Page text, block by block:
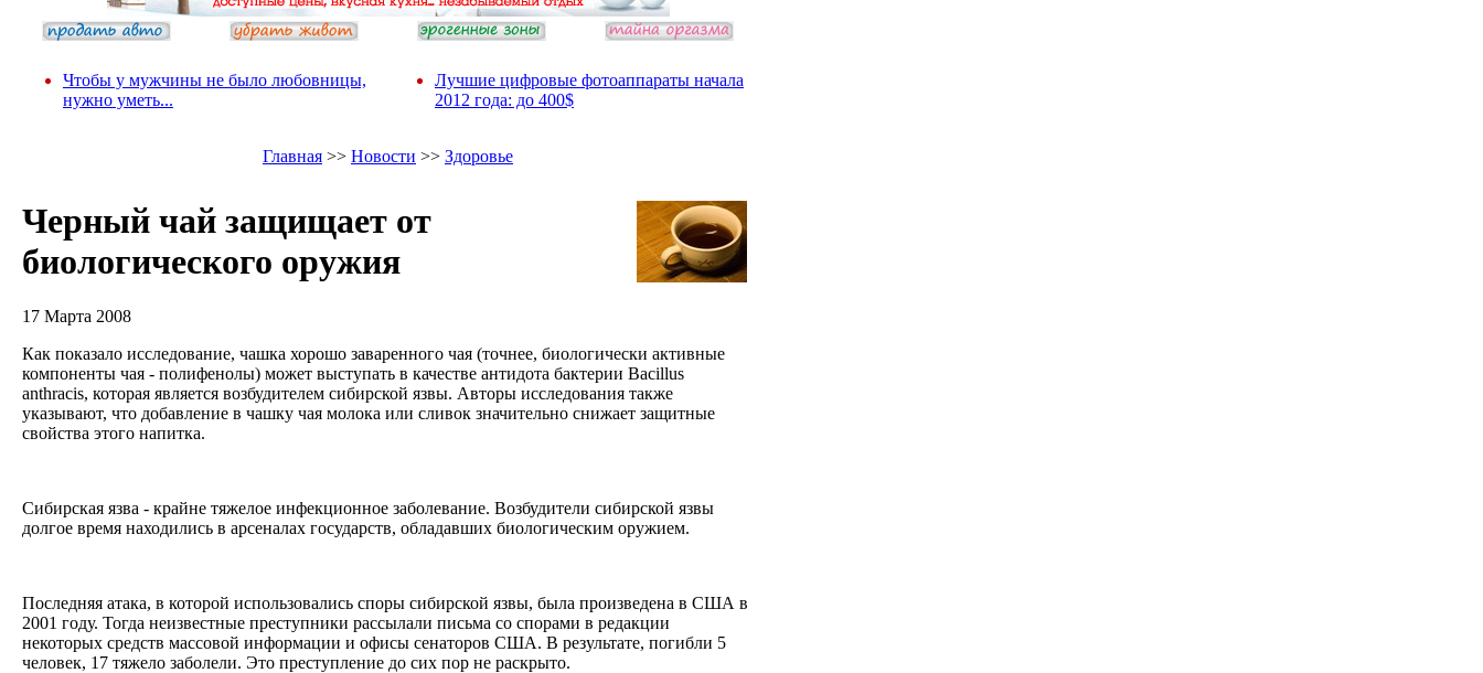
Чтобы у мужчины не было любовницы,
нужно уметь...
Лучшие цифровые фотоаппараты начала
2012 года: до 400$
Главная >> Новости >> Здоровье
Черный чай защищает от
биологического оружия
17 Марта 2008
Как показало исследование, чашка хорошо заваренного чая (точнее, биологически активные
компоненты чая - полифенолы) может выступать в качестве антидота бактерии Bacillus
anthracis, которая является возбудителем сибирской язвы. Авторы исследования также
указывают, что добавление в чашку чая молока или сливок значительно снижает защитные
свойства этого напитка.
Сибирская язва - крайне тяжелое инфекционное заболевание. Возбудители сибирской язвы
долгое время находились в арсеналах государств, обладавших биологическим оружием.
Последняя атака, в которой использовались споры сибирской язвы, была произведена в США в
2001 году. Тогда неизвестные преступники рассылали письма со спорами в редакции
некоторых средств массовой информации и офисы сенаторов США. В результате, погибли 5
человек, 17 тяжело заболели. Это преступление до сих пор не раскрыто.